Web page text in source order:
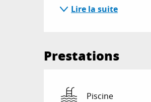
Lire la suite
Prestations
Piscine